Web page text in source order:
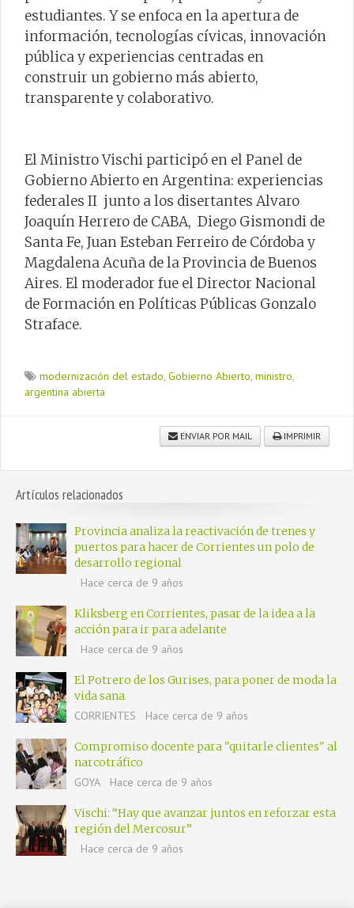
estudiantes. Y se enfoca en la apertura de
información, tecnologías cívicas, innovación
pública y experiencias centradas en
construir un gobierno más abierto,
transparente y colaborativo.
El Ministro Vischi participó en el Panel de
Gobierno Abierto en Argentina: experiencias
federales II junto a los disertantes Alvaro
Joaquín Herrero de CABA, Diego Gismondi de
Santa Fe, Juan Esteban Ferreiro de Córdoba y
Magdalena Acuña de la Provincia de Buenos
Aires. El moderador fue el Director Nacional
de Formación en Políticas Públicas Gonzalo
Straface.
modernización del estado, Gobierno Abierto, ministro,
argentina abierta
ENVIAR POR MAIL IMPRIMIR
Artículos relacionados
Provincia analiza la reactivación de trenes y
puertos para hacer de Corrientes un polo de
desarrollo regional
Hace cerca de 9 años
Kliksberg en Corrientes, pasar de la idea a la
acción para ir para adelante
Hace cerca de 9 años
El Potrero de los Gurises, para poner de moda la
vida sana
CORRIENTES
Hace cerca de 9 años
Compromiso docente para "quitarle clientes" al
narcotráfico
GOYA
Hace cerca de 9 años
Vischi: “Hay que avanzar juntos en reforzar esta
región del Mercosur”
Hace cerca de 9 años